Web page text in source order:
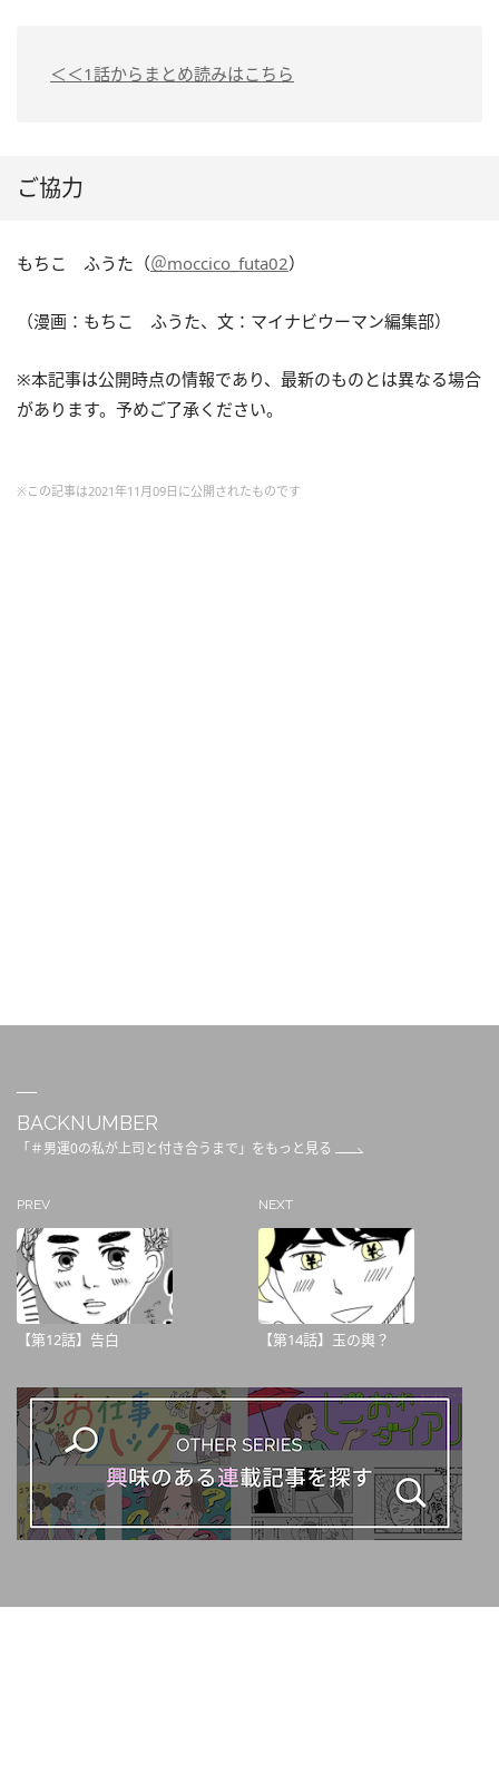
＜＜1話からまとめ読みはこちら
ご協力
もちこ ふうた（＠moccico_futa02）
（漫画：もちこ ふうた、文：マイナビウーマン編集部）
※本記事は公開時点の情報であり、最新のものとは異なる場合
があります。予めご了承ください。
※この記事は2021年11月09日に公開されたものです
BACKNUMBER
「＃男運0の私が上司と付き合うまで」をもっと見る
PREV
【第12話】告白
NEXT
【第14話】玉の輿？